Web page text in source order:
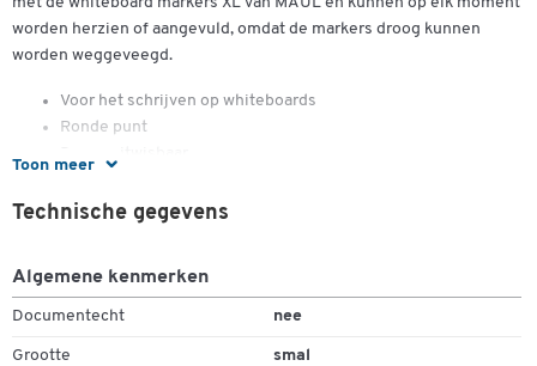
Toon meer
worden herzien of aangevuld, omdat de markers droog kunnen
worden weggeveegd.
Voor het schrijven op whiteboards
Ronde punt
4 stuks = 1 pak
Technische gegevens
Algemene kenmerken
Documentecht nee
Grootte smal